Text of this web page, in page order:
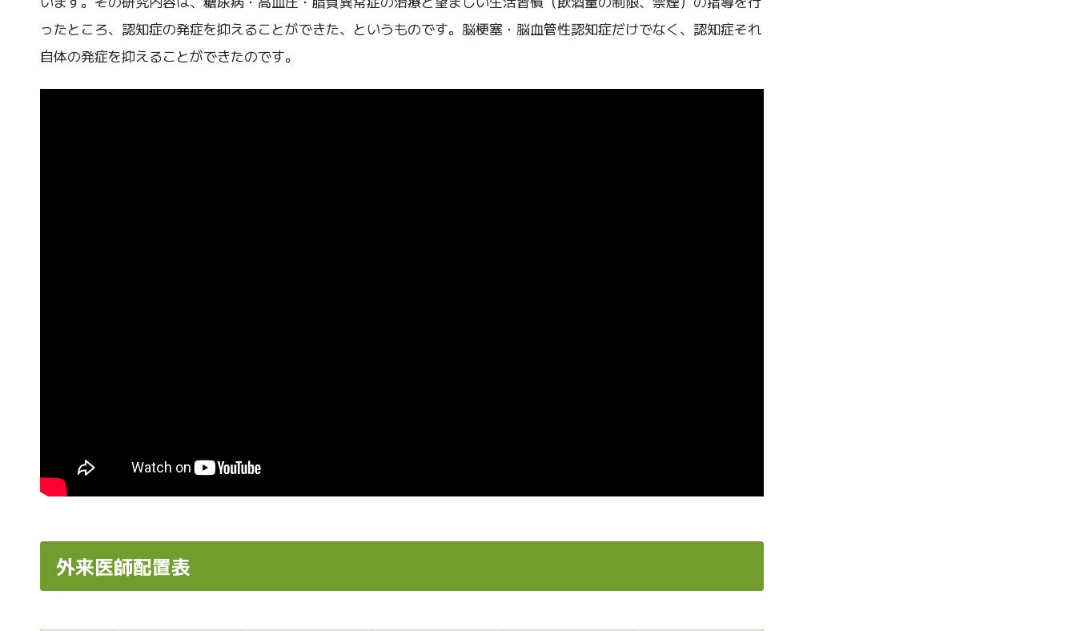
ったところ、認知症の発症を抑えることができた、というものです。脳梗塞・脳血管性認知症だけでなく、認知症それ
自体の発症を抑えることができたのです。
外来医師配置表